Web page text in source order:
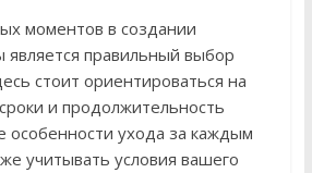
моментов в создании
является правильный выбор
стоит ориентироваться на
и продолжительность
особенности ухода за каждым
учитывать условия вашего